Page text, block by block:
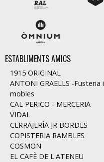
ESTABLIMENTS AMICS
1915 ORIGINAL
ANTONI GRAELLS -Fusteria i
mobles
CAL PERICO - MERCERIA
VIDAL
CERRAJERÍA JR BORDES
COPISTERIA RAMBLES
COSMON
EL CAFÈ DE L'ATENEU